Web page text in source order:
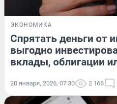
ЭКОНОМИКА
Спрятать деньги от
выгодно
вклады, облигации
20 января, 2026, 07:30 2 166